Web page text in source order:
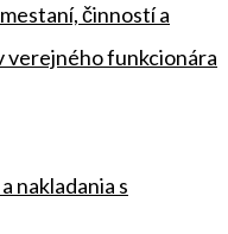
činností a
verejného funkcionára
nakladania s